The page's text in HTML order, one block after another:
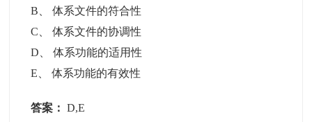
B 、体系文件的符合性
C 、体系文件的协调性
D 、体系功能的适用性
E 、体系功能的有效性
答案： D,E